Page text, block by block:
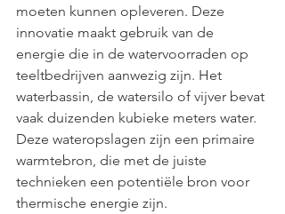
moeten kunnen opleveren. Deze
innovatie maakt gebruik van de
energie die in de watervoorraden op
teeltbedrijven aanwezig zijn. Het
waterbassin, de watersilo of vijver bevat
vaak duizenden kubieke meters water.
Deze wateropslagen zijn een primaire
warmtebron, die met de juiste
technieken een potentiële bron voor
thermische energie zijn.